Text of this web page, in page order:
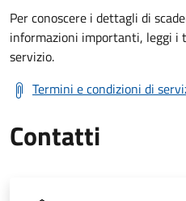
Per conoscere i dettagli di
informazioni importanti, leggi i
servizio.
Termini e condizioni di
Contatti